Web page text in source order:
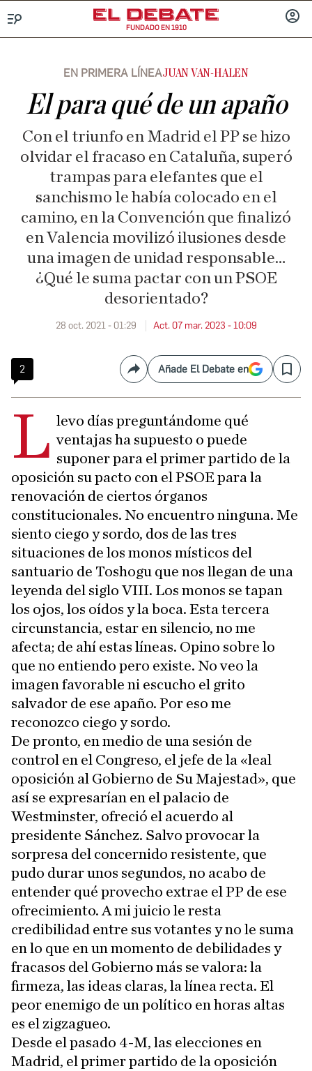
FUNDADO EN 1910
EN PRIMERA LÍNEAJUAN VAN-HALEN
El para qué de un apaño
Con el triunfo en Madrid el PP se hizo
olvidar el fracaso en Cataluña, superó
trampas para elefantes que el
sanchismo le había colocado en el
camino, en la Convención que finalizó
en Valencia movilizó ilusiones desde
una imagen de unidad responsable…
¿Qué le suma pactar con un PSOE
desorientado?
28 oct. 2021 - 01:29 Act. 07 mar. 2023 - 10:09
2 CompartirAñade El Debate en Save
L levo días preguntándome qué
ventajas ha supuesto o puede
suponer para el primer partido de la
oposición su pacto con el PSOE para la
renovación de ciertos órganos
constitucionales. No encuentro ninguna. Me
siento ciego y sordo, dos de las tres
situaciones de los monos místicos del
santuario de Toshogu que nos llegan de una
leyenda del siglo VIII. Los monos se tapan
los ojos, los oídos y la boca. Esta tercera
circunstancia, estar en silencio, no me
afecta; de ahí estas líneas. Opino sobre lo
que no entiendo pero existe. No veo la
imagen favorable ni escucho el grito
salvador de ese apaño. Por eso me
reconozco ciego y sordo.
De pronto, en medio de una sesión de
control en el Congreso, el jefe de la «leal
oposición al Gobierno de Su Majestad», que
así se expresarían en el palacio de
Westminster, ofreció el acuerdo al
presidente Sánchez. Salvo provocar la
sorpresa del concernido resistente, que
pudo durar unos segundos, no acabo de
entender qué provecho extrae el PP de ese
ofrecimiento. A mi juicio le resta
credibilidad entre sus votantes y no le suma
en lo que en un momento de debilidades y
fracasos del Gobierno más se valora: la
firmeza, las ideas claras, la línea recta. El
peor enemigo de un político en horas altas
es el zigzagueo.
Desde el pasado 4-M, las elecciones en
Madrid, el primer partido de la oposición